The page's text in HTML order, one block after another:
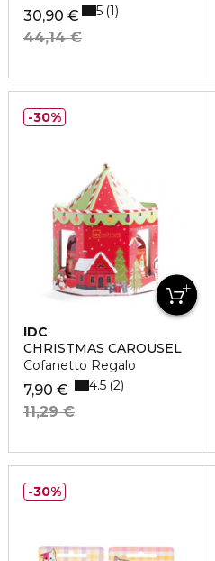
30,90 €
44,14 €
5 1
IDC
CHRISTMAS CAROUSEL
Cofanetto Regalo
7,90 €
11,29 €
4.5 2
30%
30%